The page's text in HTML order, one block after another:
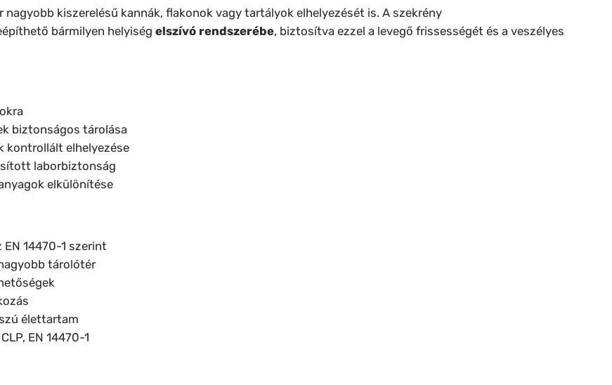
kiszerelésű kannák, flakonok vagy tartályok elhelyezését is. A szekrény
bármilyen helyiség elszívó rendszerébe, biztosítva ezzel a levegő frissességét és a veszélyes
biztonságos tárolása
kontrollált elhelyezése
laborbiztonság
elkülönítése
14470-1 szerint
tárolótér
élettartam
EN 14470-1